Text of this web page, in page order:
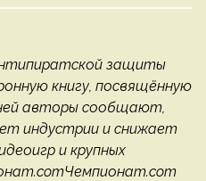
защиты
книгу, посвящённую
авторы сообщают,
индустрии и снижает
и крупных